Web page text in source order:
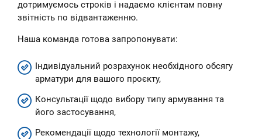
дотримуємось строків і надаємо клієнтам повну
звітність по відвантаженню.
Наша команда готова запропонувати:
Індивідуальний розрахунок необхідного обсягу
арматури для вашого проєкту,
Консультації щодо вибору типу армування та
його застосування,
Рекомендації щодо технології монтажу,